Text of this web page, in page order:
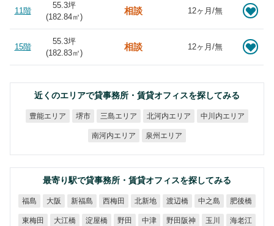
11階
55.3坪
(182.84㎡)
相談 12ヶ月/無
15階
55.3坪
(182.83㎡)
相談 12ヶ月/無
近くのエリアで貸事務所・賃貸オフィスを探してみる
豊能エリア 堺市 三島エリア 北河内エリア 中川内エリア
南河内エリア 泉州エリア
最寄り駅で貸事務所・賃貸オフィスを探してみる
福島 大阪 新福島 西梅田 北新地 渡辺橋 中之島 肥後橋
東梅田 大江橋 淀屋橋 野田 中津 野田阪神 玉川 海老江